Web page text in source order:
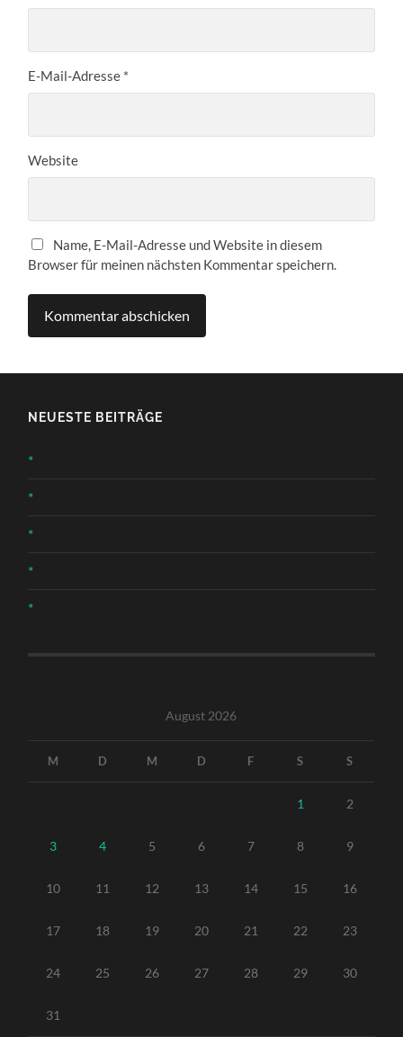
E-Mail-Adresse *
Website
Name, E-Mail-Adresse und Website in diesem
Browser für meinen nächsten Kommentar speichern.
NEUESTE BEITRÄGE
*
*
*
*
*
August 2026
M D M D F S S
1 2
3 4 5 6 7 8 9
10 11 12 13 14 15 16
17 18 19 20 21 22 23
24 25 26 27 28 29 30
31